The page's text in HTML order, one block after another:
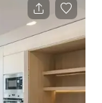
habitación.